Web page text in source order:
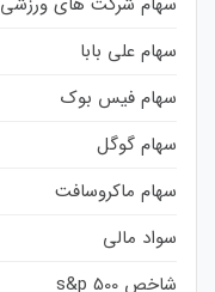
سهام علی بابا
سهام فیس بوک
سهام گوگل
سهام ماکروسافت
سواد مالی
شاخص s&p 500